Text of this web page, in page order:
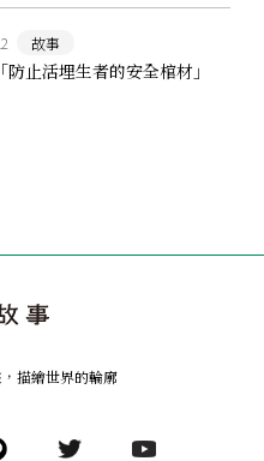
故事
防止活埋生者的安全棺材」
， 描繪世界的輪廓